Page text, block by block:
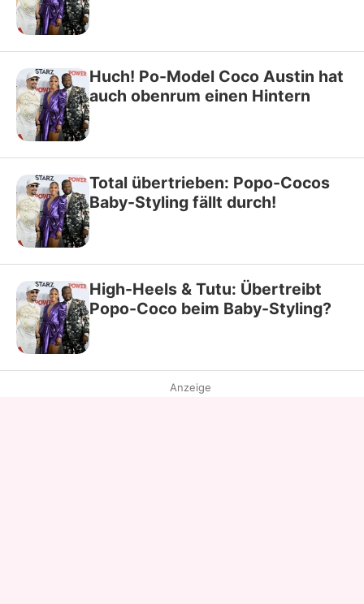
Huch! Po-Model Coco Austin hat
auch obenrum einen Hintern
Total übertrieben: Popo-Cocos
Baby-Styling fällt durch!
High-Heels & Tutu: Übertreibt
Popo-Coco beim Baby-Styling?
Anzeige